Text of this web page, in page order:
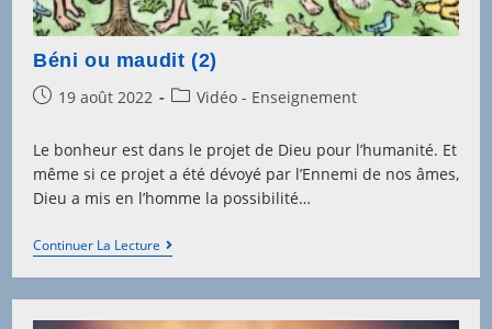
Béni ou maudit (2)
Post19 août 2022
PostVidéo - Enseignement
Le bonheur est dans le projet de Dieu pour l’humanité. Et
même si ce projet a été dévoyé par l’Ennemi de nos âmes,
Dieu a mis en l’homme la possibilité…
Continuer La LectureBéni
Ou
Maudit
(2)